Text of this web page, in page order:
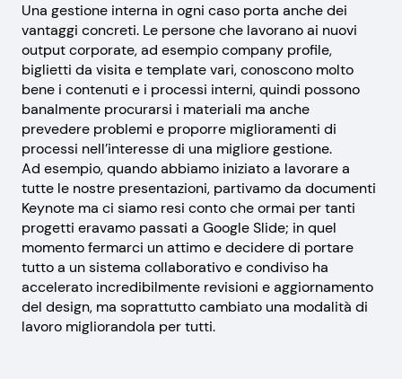
Una gestione interna in ogni caso porta anche dei
vantaggi concreti. Le persone che lavorano ai nuovi
output corporate, ad esempio company profile,
biglietti da visita e template vari, conoscono molto
bene i contenuti e i processi interni, quindi possono
banalmente procurarsi i materiali ma anche
prevedere problemi e proporre miglioramenti di
processi nell’interesse di una migliore gestione.
Ad esempio, quando abbiamo iniziato a lavorare a
tutte le nostre presentazioni, partivamo da documenti
Keynote ma ci siamo resi conto che ormai per tanti
progetti eravamo passati a Google Slide; in quel
momento fermarci un attimo e decidere di portare
tutto a un sistema collaborativo e condiviso ha
accelerato incredibilmente revisioni e aggiornamento
del design, ma soprattutto cambiato una modalità di
lavoro migliorandola per tutti.